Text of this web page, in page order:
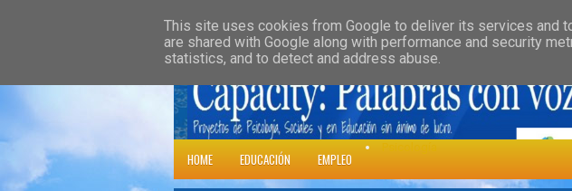
HOME DOWNLOADS » PARENT CATEGORY » FEATURED HEALTH
HOME EDUCACIÓN EMPLEO
This site uses cookies from Google to deliver its services and
are shared with Google along with performance and security
statistics, and to detect and address abuse.